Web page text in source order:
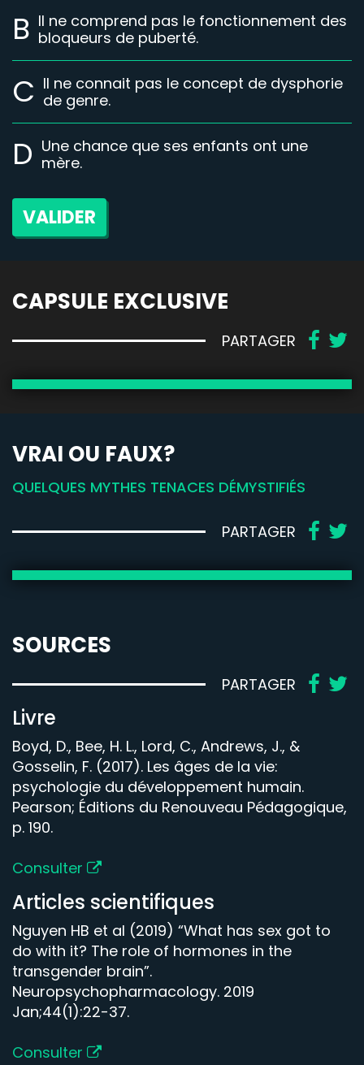
B Il ne comprend pas le fonctionnement des
bloqueurs de puberté.
C Il ne connait pas le concept de dysphorie
de genre.
D Une chance que ses enfants ont une
mère.
VALIDER
CAPSULE EXCLUSIVE
PARTAGER
VRAI OU FAUX?
QUELQUES MYTHES TENACES DÉMYSTIFIÉS
PARTAGER
SOURCES
PARTAGER
Livre
Boyd, D., Bee, H. L., Lord, C., Andrews, J., &
Gosselin, F. (2017). Les âges de la vie:
psychologie du développement humain.
Pearson; Éditions du Renouveau Pédagogique,
p. 190.
Consulter
Articles scientifiques
Nguyen HB et al (2019) “What has sex got to
do with it? The role of hormones in the
transgender brain”.
Neuropsychopharmacology. 2019
Jan;44(1):22-37.
Consulter